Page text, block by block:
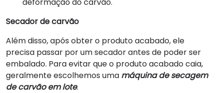
Secador de carvão
Além disso, após obter o produto acabado, ele
precisa passar por um secador antes de poder ser
embalado. Para evitar que o produto acabado caia,
geralmente escolhemos uma máquina de secagem
de carvão em lote.